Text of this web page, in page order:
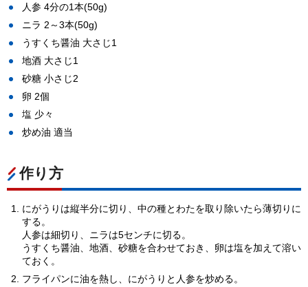
人参 4分の1本(50g)
ニラ 2～3本(50g)
うすくち醤油 大さじ1
地酒 大さじ1
砂糖 小さじ2
卵 2個
塩 少々
炒め油 適当
作り方
にがうりは縦半分に切り、中の種とわたを取り除いたら薄切りに
する。
人参は細切り、ニラは5センチに切る。
うすくち醤油、地酒、砂糖を合わせておき、卵は塩を加えて溶い
ておく。
フライパンに油を熱し、にがうりと人参を炒める。